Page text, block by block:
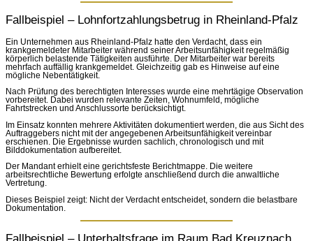
Fallbeispiel – Lohnfortzahlungsbetrug in Rheinland-Pfalz
Ein Unternehmen aus Rheinland-Pfalz hatte den Verdacht, dass ein
krankgemeldeter Mitarbeiter während seiner Arbeitsunfähigkeit regelmäßig
körperlich belastende Tätigkeiten ausführte. Der Mitarbeiter war bereits
mehrfach auffällig krankgemeldet. Gleichzeitig gab es Hinweise auf eine
mögliche Nebentätigkeit.
Nach Prüfung des berechtigten Interesses wurde eine mehrtägige Observation
vorbereitet. Dabei wurden relevante Zeiten, Wohnumfeld, mögliche
Fahrtstrecken und Anschlussorte berücksichtigt.
Im Einsatz konnten mehrere Aktivitäten dokumentiert werden, die aus Sicht des
Auftraggebers nicht mit der angegebenen Arbeitsunfähigkeit vereinbar
erschienen. Die Ergebnisse wurden sachlich, chronologisch und mit
Bilddokumentation aufbereitet.
Der Mandant erhielt eine gerichtsfeste Berichtmappe. Die weitere
arbeitsrechtliche Bewertung erfolgte anschließend durch die anwaltliche
Vertretung.
Dieses Beispiel zeigt: Nicht der Verdacht entscheidet, sondern die belastbare
Dokumentation.